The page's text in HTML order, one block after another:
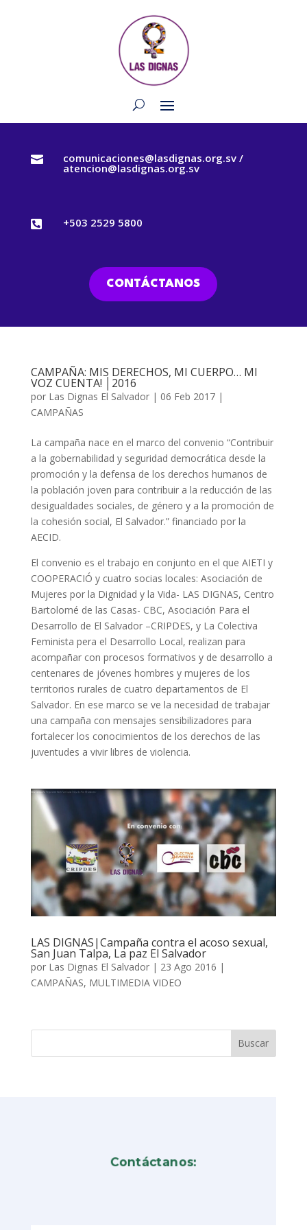
 comunicaciones@lasdignas.org.sv /
atencion@lasdignas.org.sv
 +503 2529 5800
CONTÁCTANOS
CAMPAÑA: MIS DERECHOS, MI CUERPO… MI
VOZ CUENTA! │2016
por Las Dignas El Salvador| 06 Feb 2017|
CAMPAÑAS
La campaña nace en el marco del convenio “Contribuir
a la gobernabilidad y seguridad democrática desde la
promoción y la defensa de los derechos humanos de
la población joven para contribuir a la reducción de las
desigualdades sociales, de género y a la promoción de
la cohesión social, El Salvador.” financiado por la
AECID.
El convenio es el trabajo en conjunto en el que AIETI y
COOPERACIÓ y cuatro socias locales: Asociación de
Mujeres por la Dignidad y la Vida- LAS DIGNAS, Centro
Bartolomé de las Casas- CBC, Asociación Para el
Desarrollo de El Salvador –CRIPDES, y La Colectiva
Feminista pera el Desarrollo Local, realizan para
acompañar con procesos formativos y de desarrollo a
centenares de jóvenes hombres y mujeres de los
territorios rurales de cuatro departamentos de El
Salvador. En ese marco se ve la necesidad de trabajar
una campaña con mensajes sensibilizadores para
fortalecer los conocimientos de los derechos de las
juventudes a vivir libres de violencia.
LAS DIGNAS|Campaña contra el acoso sexual,
San Juan Talpa, La paz El Salvador
por Las Dignas El Salvador| 23 Ago 2016 |
CAMPAÑAS, MULTIMEDIA VIDEO
Contáctanos: